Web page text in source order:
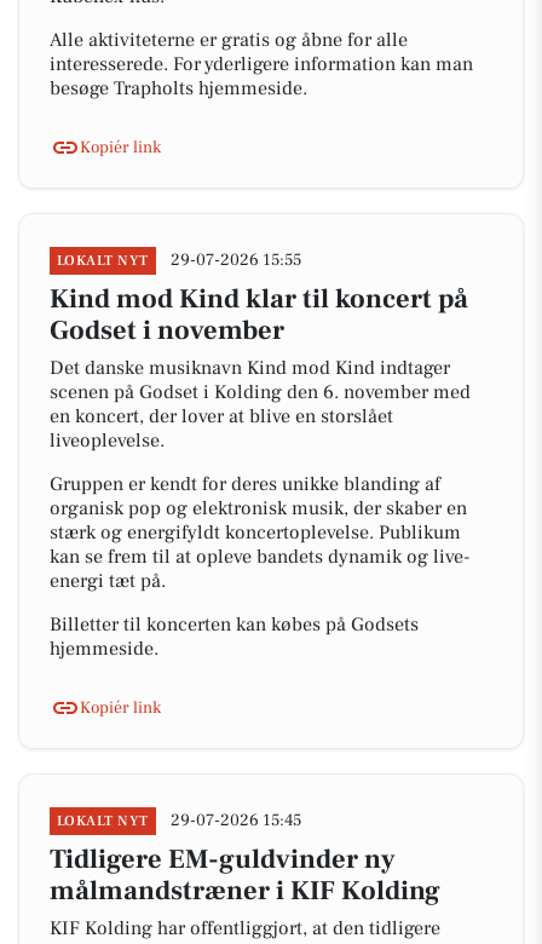
Alle aktiviteterne er gratis og åbne for alle
interesserede. For yderligere information kan man
besøge Trapholts hjemmeside.
Kopiér link
LOKALT NYT 29-07-2026 15:55
Kind mod Kind klar til koncert på
Godset i november
Det danske musiknavn Kind mod Kind indtager
scenen på Godset i Kolding den 6. november med
en koncert, der lover at blive en storslået
liveoplevelse.
Gruppen er kendt for deres unikke blanding af
organisk pop og elektronisk musik, der skaber en
stærk og energifyldt koncertoplevelse. Publikum
kan se frem til at opleve bandets dynamik og live-
energi tæt på.
Billetter til koncerten kan købes på Godsets
hjemmeside.
Kopiér link
LOKALT NYT 29-07-2026 15:45
Tidligere EM-guldvinder ny
målmandstræner i KIF Kolding
KIF Kolding har offentliggjort, at den tidligere